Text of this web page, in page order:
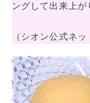
ングして出来上が
（シオン公式ネ